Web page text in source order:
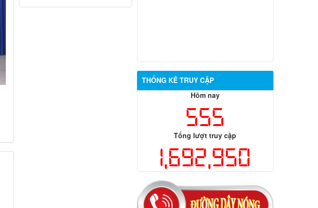
THỐNG KÊ TRUY CẬP
Hôm nay
555
Tổng lượt truy cập
1,692,950